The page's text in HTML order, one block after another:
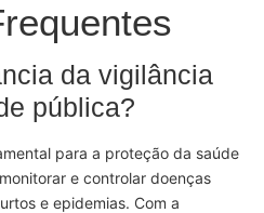
da vigilância
pública?
para a proteção da saúde
e controlar doenças
e epidemias. Com a